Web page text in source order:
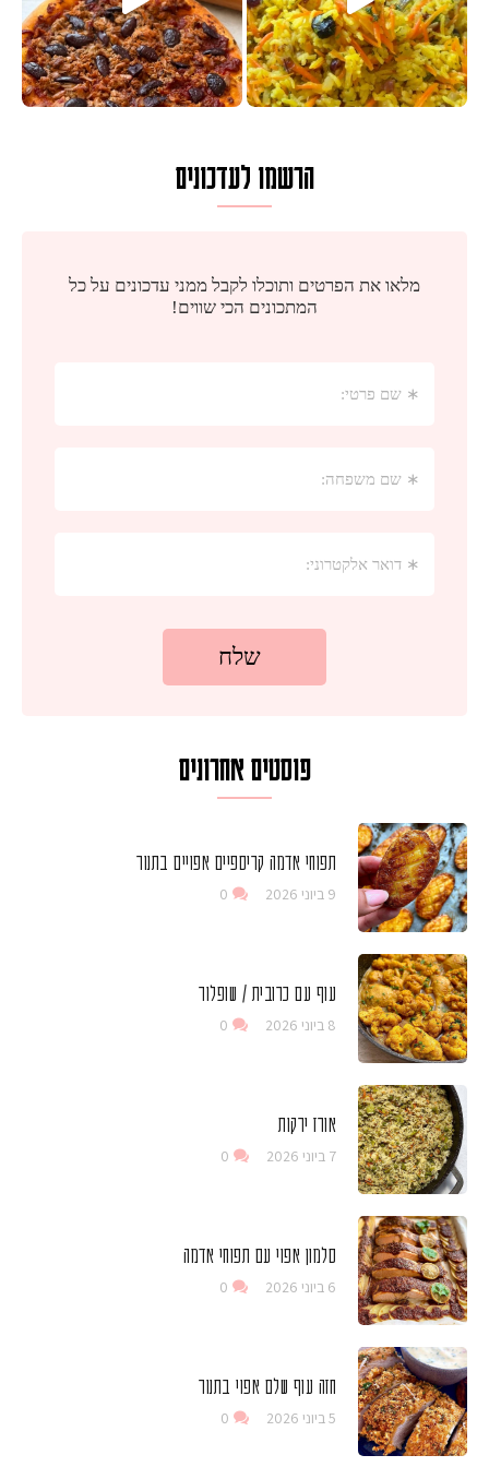
הרשמו לעדכונים
פוסטים אחרונים
תפוחי אדמה קריספיים אפויים בתנור
9 ביוני 2026 0
עוף עם כרובית / שופלור
8 ביוני 2026 0
אורז ירקות
7 ביוני 2026 0
סלמון אפוי עם תפוחי אדמה
6 ביוני 2026 0
חזה עוף שלם אפוי בתנור
5 ביוני 2026 0